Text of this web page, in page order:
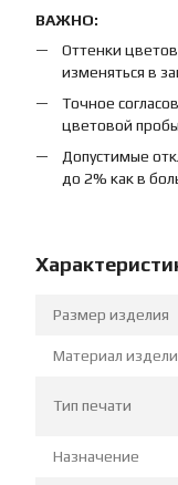
ВАЖНО:
Оттенки
изменяться в
Точное
цветовой
Допустимые
до 2% как в
Размер изделия
Материал
Тип печати
Назначение